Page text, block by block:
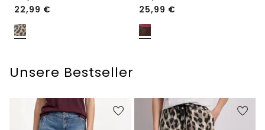
22,99 €
25,99 €
Unsere Bestseller